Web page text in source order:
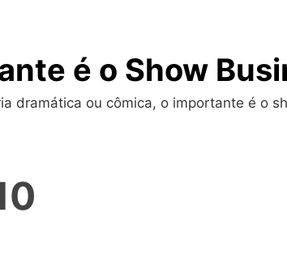
é o Show
dramática ou cômica, o importante é o